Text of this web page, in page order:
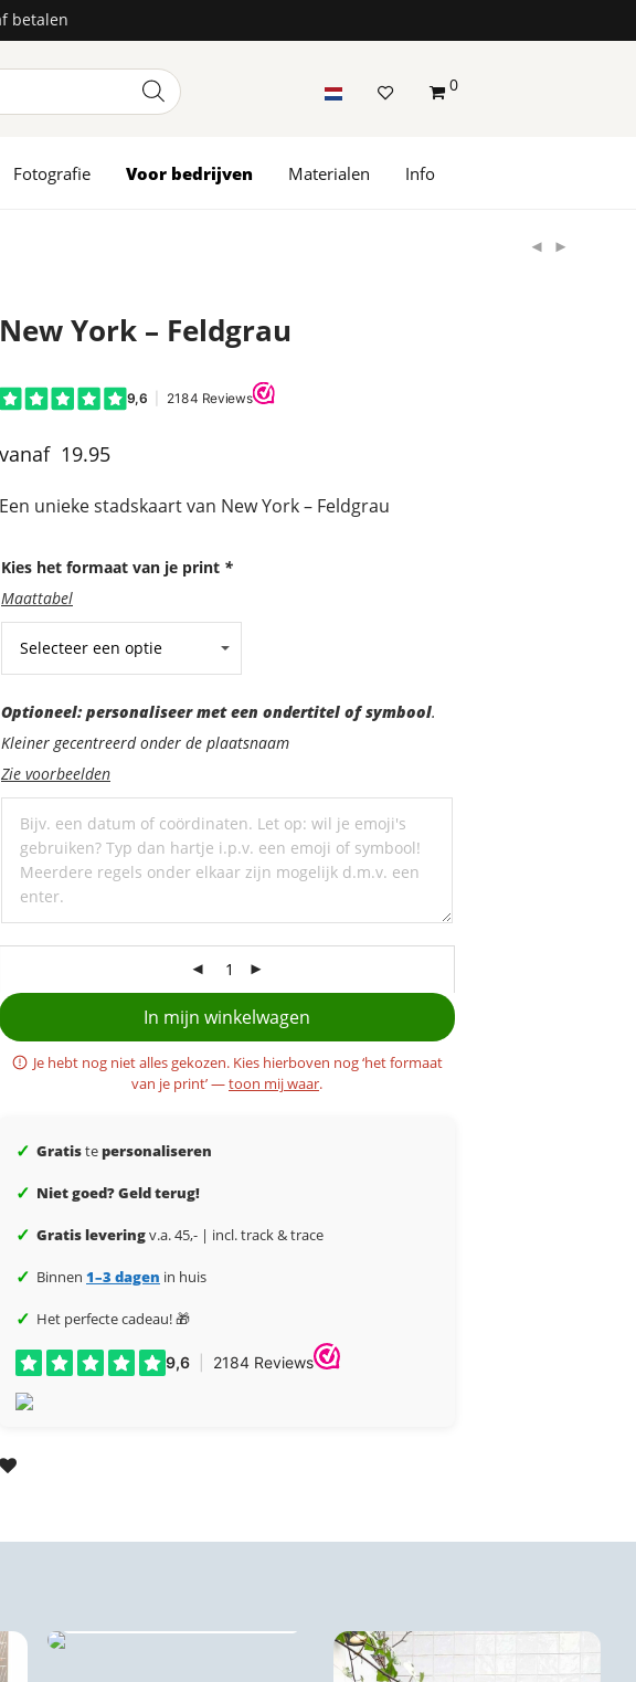
Fotografie Voor bedrijven Materialen Info
0
New York – Feldgrau
19.95
Een unieke stadskaart van New York – Feldgrau
Kies het formaat van je print *
Maattabel
Optioneel:
personaliseer
met
een
ondertitel
Optioneel: personaliseer met een ondertitel of symbool.
Kleiner gecentreerd onder de plaatsnaam
Zie voorbeelden
In mijn winkelwagen
Je hebt nog niet alles gekozen. Kies hierboven nog ‘het formaat
van je print’ —toon mij waar.
✓ Gratistepersonaliseren
✓ Niet goed? Geld terug!
✓ Gratis leveringv.a. 45,- | incl. track & trace
✓ Binnen 1–3 dagen in huis
✓ Het perfecte cadeau! 🎁